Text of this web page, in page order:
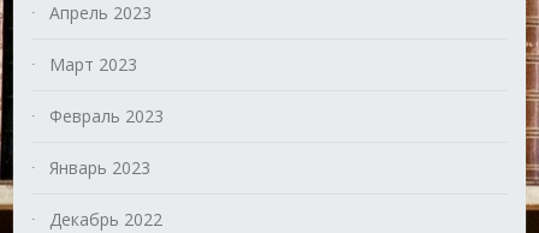
Апрель 2023
Март 2023
Февраль 2023
Январь 2023
Декабрь 2022